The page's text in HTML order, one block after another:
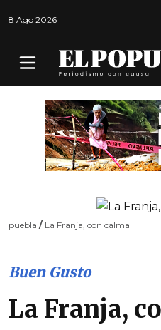
8 Ago 2026
puebla / La Franja, con calma
Buen Gusto
La Franja,